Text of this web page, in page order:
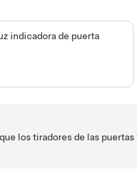
indicadora de puerta
los tiradores de las